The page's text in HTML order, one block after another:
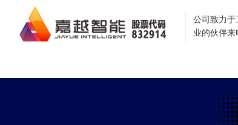
公司致力于
业的伙伴来